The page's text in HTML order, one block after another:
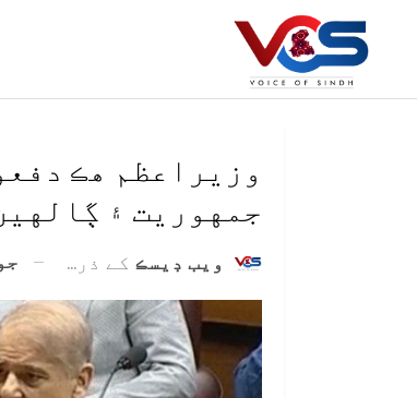
وزيراعظم هڪ
جمهوريت ۽
ويب ڊيسڪ کے ذریعہ جون